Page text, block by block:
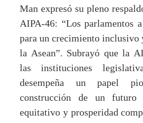
Man expresó su pleno
AIPA-46: “Los parlamentos
para un crecimiento inclusivo
la Asean”. Subrayó que la
las instituciones
desempeña un papel
construcción de un futuro
equitativo y prosperidad